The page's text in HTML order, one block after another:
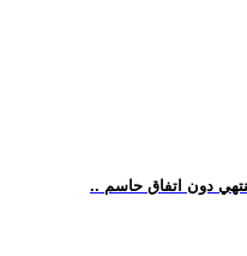
دون اتفاق حاسم